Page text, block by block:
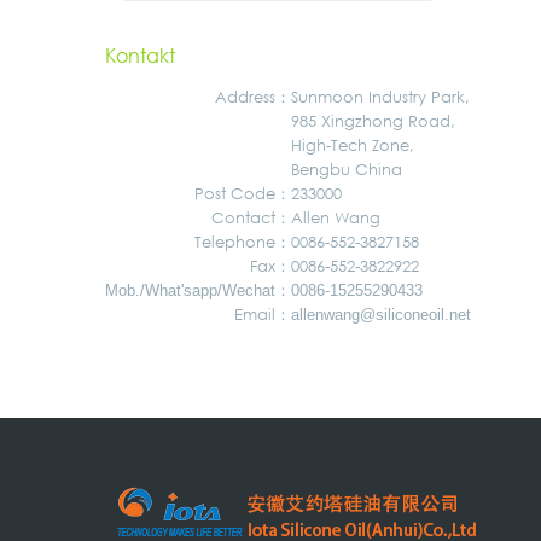
Kontakt
Address ： Sunmoon Industry Park,
985 Xingzhong Road,
High-Tech Zone,
Bengbu China
Post Code： 233000
Contact： Allen Wang
Telephone： 0086-552-3827158
Fax： 0086-552-3822922
Mob./What'sapp/Wechat ： 0086-15255290433
Email： allenwang@siliconeoil.net